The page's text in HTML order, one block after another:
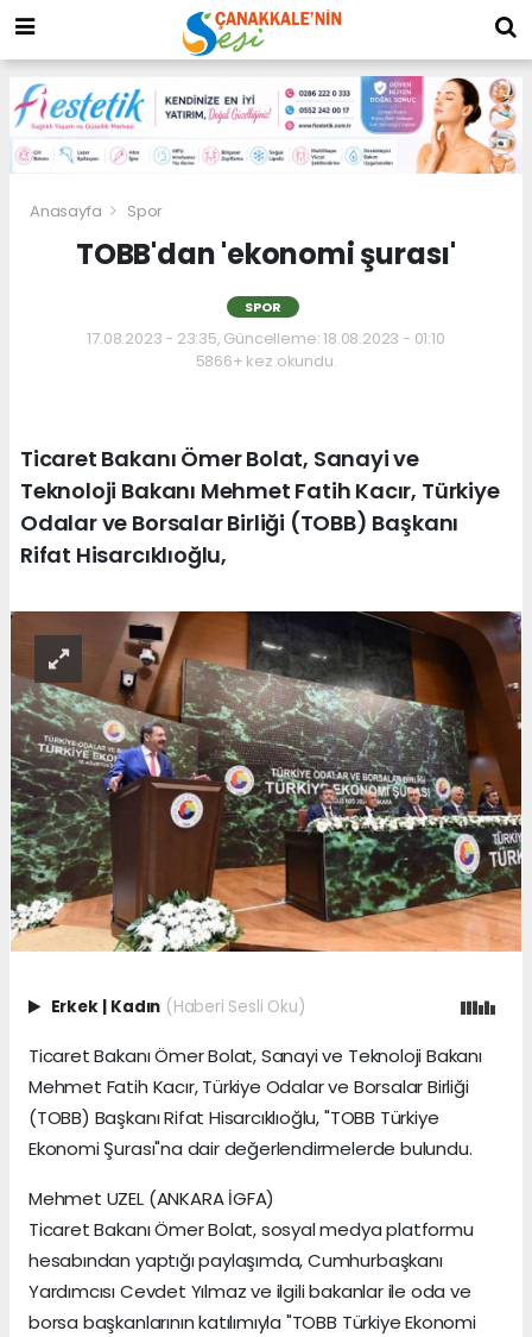
Anasayfa Spor
TOBB'dan 'ekonomi şurası'
SPOR
17.08.2023 - 23:35, Güncelleme: 18.08.2023 - 01:10
5866+ kez okundu.
Ticaret Bakanı Ömer Bolat, Sanayi ve
Teknoloji Bakanı Mehmet Fatih Kacır, Türkiye
Odalar ve Borsalar Birliği (TOBB) Başkanı
Rifat Hisarcıklıoğlu,
Erkek Kadın (Haberi Sesli Oku)
Ticaret Bakanı Ömer Bolat, Sanayi ve Teknoloji Bakanı
Mehmet Fatih Kacır, Türkiye Odalar ve Borsalar Birliği
(TOBB) Başkanı Rifat Hisarcıklıoğlu, "TOBB Türkiye
Ekonomi Şurası"na dair değerlendirmelerde bulundu.
Mehmet UZEL (ANKARA İGFA)
Ticaret Bakanı Ömer Bolat, sosyal medya platformu
hesabından yaptığı paylaşımda, Cumhurbaşkanı
Yardımcısı Cevdet Yılmaz ve ilgili bakanlar ile oda ve
borsa başkanlarının katılımıyla "TOBB Türkiye Ekonomi